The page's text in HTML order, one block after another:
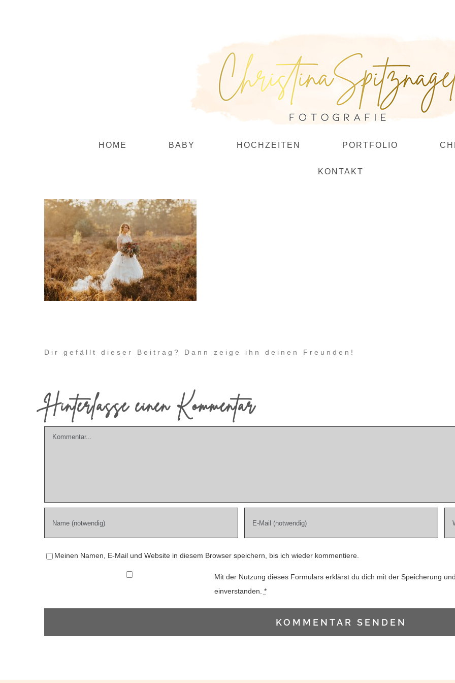
HOME BABY HOCHZEITEN PORTFOLIO
KONTAKT
Dir gefällt dieser Beitrag? Dann zeige ihn deinen Freunden!
Hinterlasse einen Kommentar
Kommentar
Meinen Namen, E-Mail und Website in diesem Browser speichern, bis ich wieder kommentiere.
Mit der Nutzung dieses Formulars erklärst du dich mit der Speicherung
einverstanden. *